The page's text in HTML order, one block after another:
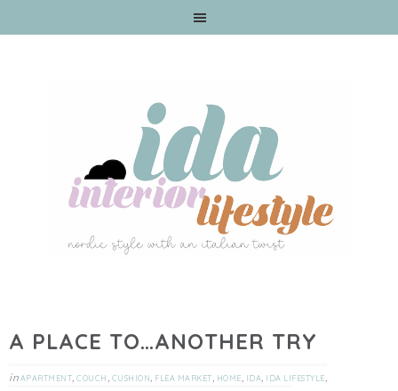
A PLACE TO…ANOTHER TRY
inAPARTMENT, COUCH , CUSHION, FLEA MARKET, HOME, IDA, IDA LIFESTYLE,